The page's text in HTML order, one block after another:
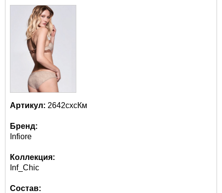
Артикул: 2642схсКм
Бренд:
Infiore
Коллекция:
Inf_Chic
Состав: